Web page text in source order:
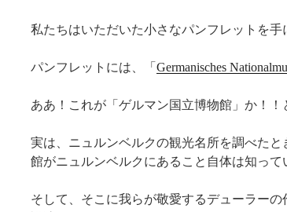
私たちはいただいた小さなパンフレットを手
パンフレットには、「 Germanisches
ああ！これが「ゲルマン国立博物館」か！！
実は、ニュルンベルクの観光名所を調べた
館がニュルンベルクにあること自体は知って
そして、そこに我らが敬愛するデューラー